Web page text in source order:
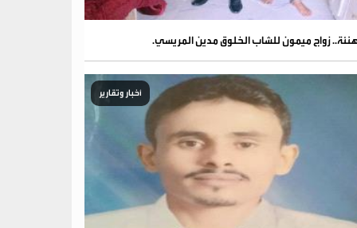
زواج ميمون للشاب الخلوق مدين المريسي.
أخبار وتقارير